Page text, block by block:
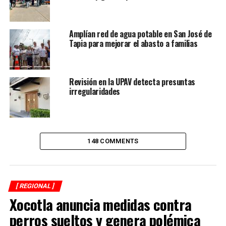
RELATED TOPICS:
DESPUÉS
Habrá Feria del Empleo en Fortín
ANTES
Concluye la zafra en El Potrero
Amplían red de agua potable en San José de
Tapia para mejorar el abasto a familias
Revisión en la UPAV detecta presuntas
irregularidades
148 COMMENTS
[ REGIONAL ]
Xocotla anuncia medidas contra
perros sueltos y genera polémica